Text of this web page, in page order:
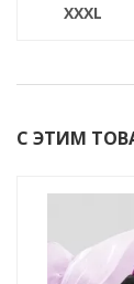
XXXL
С ЭТИМ